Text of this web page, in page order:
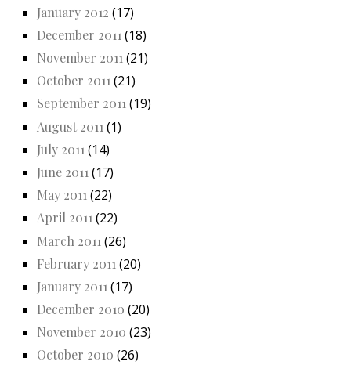
January 2012 (17)
December 2011 (18)
November 2011 (21)
October 2011(21)
September 2011(19)
August 2011 (1)
July 2011 (14)
June 2011 (17)
May 2011 (22)
April 2011(22)
March 2011 (26)
February 2011 (20)
January 2011 (17)
December 2010 (20)
November 2010 (23)
October 2010 (26)